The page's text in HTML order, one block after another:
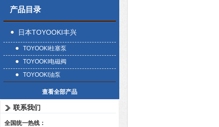
产品目录
日本TOYOOKI丰兴
TOYOOKI柱塞泵
TOYOOKI电磁阀
TOYOOKI油泵
查看全部产品
联系我们
全国统一热线：